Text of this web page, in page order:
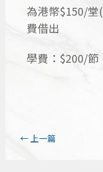
為港幣$150/堂
費借出
學費：$200/節
←上一篇